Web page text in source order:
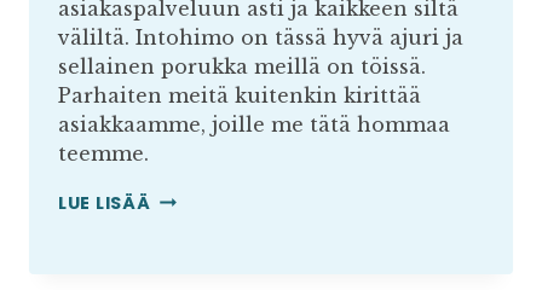
asiakaspalveluun asti ja kaikkeen siltä
väliltä. Intohimo on tässä hyvä ajuri ja
sellainen porukka meillä on töissä.
Parhaiten meitä kuitenkin kirittää
asiakkaamme, joille me tätä hommaa
teemme.
LUE LISÄÄ TUTUSTU